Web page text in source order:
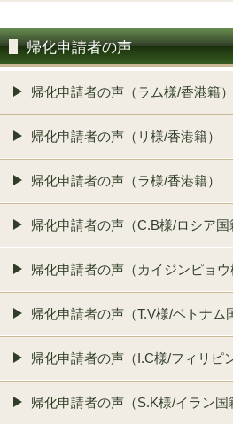
帰化申請者の声
帰化申請者の声（ラム様/香港籍）
帰化申請者の声（リ様/香港籍）
帰化申請者の声（ラ様/香港籍）
帰化申請者の声（C.B様/ロシア国
帰化申請者の声（カイジンピョウ
帰化申請者の声（T.V様/ベトナム
帰化申請者の声（I.C様/フィリピ
帰化申請者の声（S.K様/イラン国